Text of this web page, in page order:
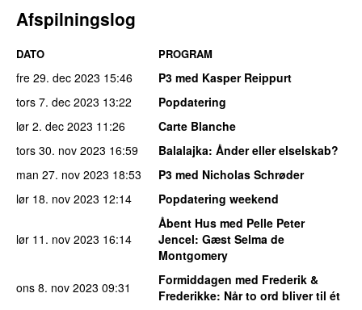
Afspilningslog
DATO PROGRAM
fre 29. dec 2023 15:46
P3 med Kasper Reippurt
tors 7. dec 2023 13:22
Popdatering
lør 2. dec 2023 11:26
Carte Blanche
tors 30. nov 2023 16:59 Balalajka: Ånder eller elselskab?
man 27. nov 2023 18:53
P3 med Nicholas Schrøder
lør 18. nov 2023 12:14 Popdatering weekend
lør 11. nov 2023 16:14
Åbent Hus med Pelle Peter
Jencel: Gæst Selma de
Montgomery
ons 8. nov 2023 09:31
Formiddagen med Frederik &
Frederikke: Når to ord bliver til ét